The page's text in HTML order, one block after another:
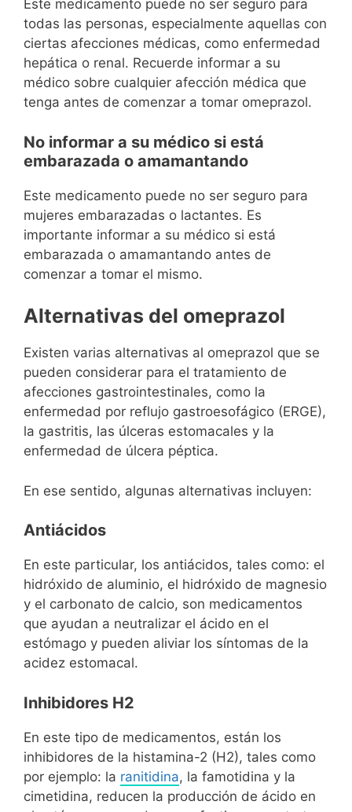
Este medicamento puede no ser seguro para
todas las personas, especialmente aquellas con
ciertas afecciones médicas, como enfermedad
hepática o renal. Recuerde informar a su
médico sobre cualquier afección médica que
tenga antes de comenzar a tomar omeprazol.
No informar a su médico si está
embarazada o amamantando
Este medicamento puede no ser seguro para
mujeres embarazadas o lactantes. Es
importante informar a su médico si está
embarazada o amamantando antes de
comenzar a tomar el mismo.
Alternativas del omeprazol
Existen varias alternativas al omeprazol que se
pueden considerar para el tratamiento de
afecciones gastrointestinales, como la
enfermedad por reflujo gastroesofágico (ERGE),
la gastritis, las úlceras estomacales y la
enfermedad de úlcera péptica.
En ese sentido, algunas alternativas incluyen:
Antiácidos
En este particular, los antiácidos, tales como: el
hidróxido de aluminio, el hidróxido de magnesio
y el carbonato de calcio, son medicamentos
que ayudan a neutralizar el ácido en el
estómago y pueden aliviar los síntomas de la
acidez estomacal.
Inhibidores H2
En este tipo de medicamentos, están los
inhibidores de la histamina-2 (H2), tales como
por ejemplo: la ranitidina, la famotidina y la
cimetidina, reducen la producción de ácido en